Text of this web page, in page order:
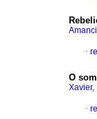
·
O
Xavier,
·